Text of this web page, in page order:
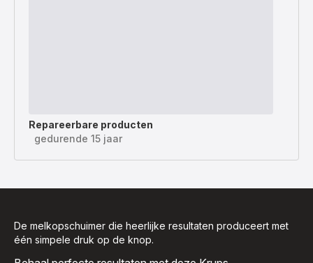
Repareerbare producten
gedurende 15 jaar
De melkopschuimer die heerlijke resultaten produceert met
één simpele druk op de knop.